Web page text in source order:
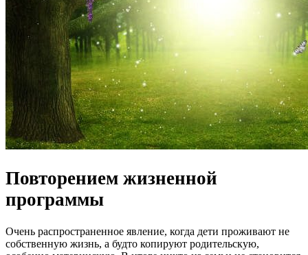
Повторением жизненной
программы
Очень распространенное явление, когда дети проживают не
собственную жизнь, а будто копируют родительскую,